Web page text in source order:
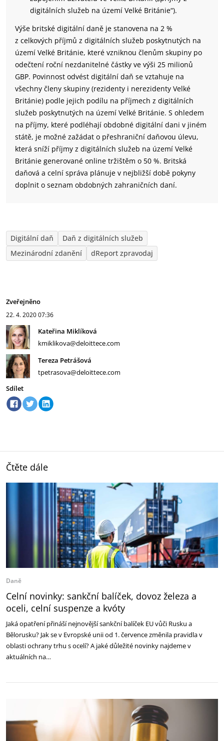
digitálních služeb na území Velké Británie“).
Výše britské digitální daně je stanovena na 2 %
z celkových příjmů z digitálních služeb poskytnutých na
území Velké Británie, které vzniknou členům skupiny po
odečtení roční nezdanitelné částky ve výši 25 milionů
GBP. Povinnost odvést digitální daň se vztahuje na
všechny členy skupiny (rezidenty i nerezidenty Velké
Británie) podle jejich podílu na příjmech z digitálních
služeb poskytnutých na území Velké Británie. S ohledem
na příjmy, které podléhají obdobné digitální dani v jiném
státě, je možné zažádat o přeshraniční daňovou úlevu,
která sníží příjmy z digitálních služeb na území Velké
Británie generované online tržištěm o 50 %. Britská
daňová a celní správa plánuje v nejbližší době pokyny
doplnit o seznam obdobných zahraničních daní.
Digitální daň
Daň z digitálních služeb
Mezinárodní zdanění
dReport zpravodaj
Zveřejněno
22. 4. 202007:36
Kateřina Miklíková
kmiklikova@deloittece.com
Tereza Petrášová
tpetrasova@deloittece.com
Sdílet
Čtěte dále
Daně
Celní novinky: sankční balíček, dovoz železa a
oceli, celní suspenze a kvóty
Jaká opatření přináší nejnovější sankční balíček EU vůči Rusku a
Bělorusku? Jak se v Evropské unii od 1. července změnila pravidla v
oblasti ochrany trhu s ocelí? A jaké důležité novinky najdeme v
aktuálních na…